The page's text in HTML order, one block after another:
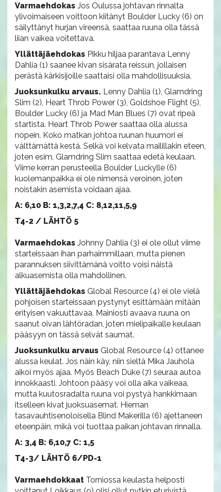
Varmaehdokas Jos Oulussa johtavan rinnalta
ylivoimaiseen voittoon kiitänyt Boulder Lucky (6) on
säilyttänyt hurjan vireensä, saattaa ruuna olla tässä
liian vaikea voitettava.
Yllättäjäehdokas Pikku hiljaa parantava Lenny
Dahlia (1) saanee kivan sisärata reissun, jollaisen
perästä kärkisijoille saattaisi olla mahdollisuuksia.
Juoksunkulku arvaus. Lenny Dahlia (1), Glamdring
Slim (2), Heart Throb Power (3), Goldshoe Flight (5),
Boulder Lucky (6) ja Mad Man Blues (7) ovat ripeä
startista. Heart Throb Power saattaa olla alussa
nopein. Koko matkan johtoa ruunan huumori ei
välttämättä kestä. Selkä voi kelvata mailillakin eteen,
joten esim. Glamdring Slim saattaa edetä keulaan.
Viime kerran perusteella Boulder Luckylle (6)
kuolemanpaikka ei ole nimensä veroinen, joten
noistakin asemista voidaan ajaa.
A: 6,10 B: 1,3,2,7,4 C: 8,12,11,5,9
T4-2 / LÄHTÖ 5
Varmaehdokas Johnny Dahlia (3) ei ole ollut viime
starteissaan ihan parhaimmillaan, mutta pienen
parannuksen siivittämänä voitto voisi näistä
alkuasemista olla mahdollinen.
Yllättäjäehdokas Global Resource (4) ei ole vielä
pohjoisen starteissaan pystynyt esittämään mitään
erityisen vakuuttavaa. Mainiosti avaava ruuna on
saanut oivan lähtöradan, joten mielipaikalle keulaan
pääsyyn on tässä selvät saumat.
Juoksunkulku arvaus Global Resource (4) ottanee
alussa keulat. Jos näin käy, niin sieltä Mika Jauhola
aikoi myös ajaa. Myös Beach Duke (7) seuraa autoa
innokkaasti. Johtoon pääsy voi olla aika vaikeaa,
mutta kuutosradalta ruuna voi pystyä hankkimaan
itselleen kivat juoksuasemat. Hieman
tasavauhtisenoloisella Blind Makerilla (6) ajettaneen
eteenpäin, mikä voi tuottaa paikan johtavan rinnalla.
A: 3,4 B: 6,10,7 C: 1,5
T4-3/ LÄHTÖ 6/PD-1
Varmaehdokkaat Torniossa keulasta helposti